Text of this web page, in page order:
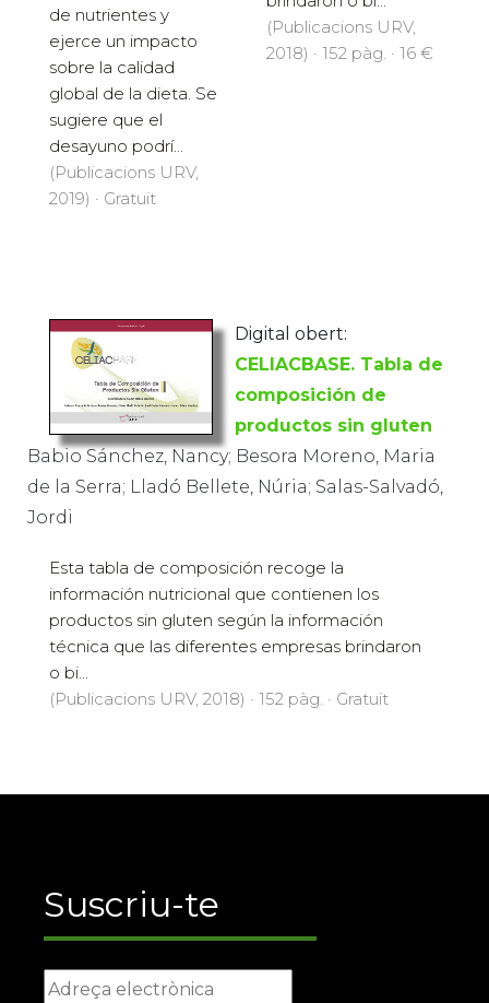
de nutrientes y
ejerce un impacto
sobre la calidad
global de la dieta. Se
sugiere que el
desayuno podrí...
(Publicacions URV,
2019) · Gratuït
(Publicacions URV,
2018) · 152 pàg. · 16 €
Digital obert:
CELIACBASE. Tabla de
composición de
productos sin gluten
Babio Sánchez, Nancy; Besora Moreno, Maria
de la Serra; Lladó Bellete, Núria; Salas-Salvadó,
Jordi
Esta tabla de composición recoge la
información nutricional que contienen los
productos sin gluten según la información
técnica que las diferentes empresas brindaron
o bi...
(Publicacions URV, 2018) · 152 pàg. · Gratuït
Suscriu-te